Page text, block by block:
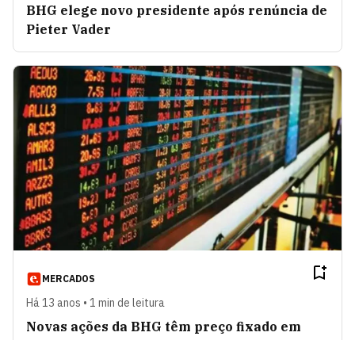
BHG elege novo presidente após renúncia de
Pieter Vader
MERCADOS
Há 13 anos • 1 min de leitura
Novas ações da BHG têm preço fixado em